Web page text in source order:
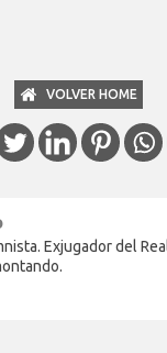
VOLVER HOME
Exjugador del